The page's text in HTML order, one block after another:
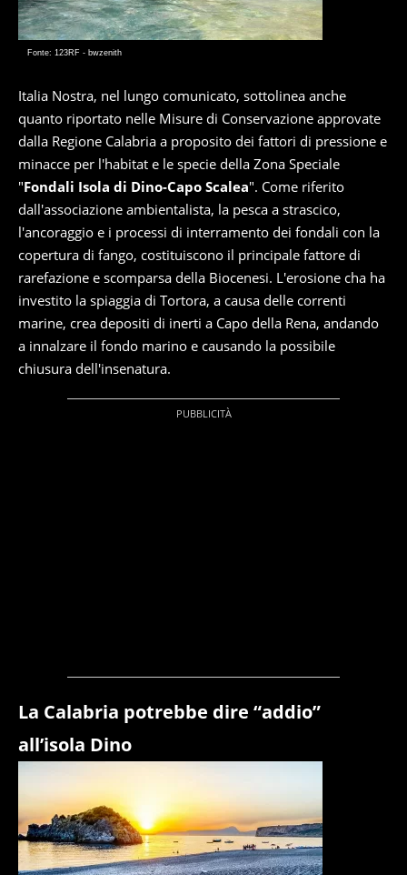
Fonte: 123RF - bwzenith
Italia Nostra, nel lungo comunicato, sottolinea anche
quanto riportato nelle Misure di Conservazione approvate
dalla Regione Calabria a proposito dei fattori di pressione e
minacce per l'habitat e le specie della Zona Speciale
"Fondali Isola di Dino-Capo Scalea". Come riferito
dall'associazione ambientalista, la pesca a strascico,
l'ancoraggio e i processi di interramento dei fondali con la
copertura di fango, costituiscono il principale fattore di
rarefazione e scomparsa della Biocenesi. L'erosione cha ha
investito la spiaggia di Tortora, a causa delle correnti
marine, crea depositi di inerti a Capo della Rena, andando
a innalzare il fondo marino e causando la possibile
chiusura dell'insenatura.
La Calabria potrebbe dire “addio”
all’isola Dino